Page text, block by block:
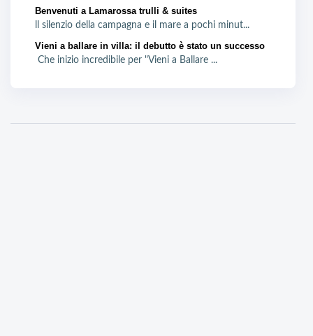
Benvenuti a Lamarossa trulli & suites
ll silenzio della campagna e il mare a pochi minut...
Vieni a ballare in villa: il debutto è stato un successo
Che inizio incredibile per "Vieni a Ballare ...